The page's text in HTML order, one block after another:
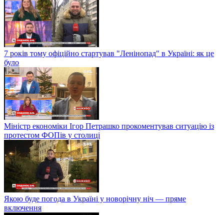
7 років тому офіційно стартував "Ленінопад" в Україні: як це
було
Міністр економіки Ігор Петрашко прокоментував ситуацію із
протестом ФОПів у столиці
Якою буде погода в Україні у новорічну ніч — пряме
включення